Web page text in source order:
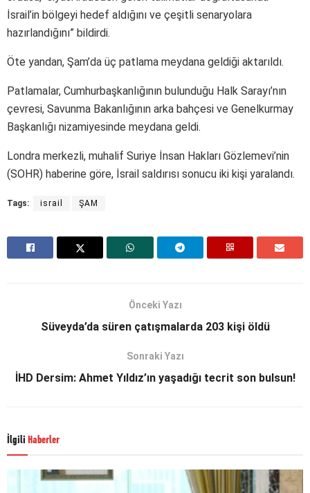
İsrail’in bölgeyi hedef aldığını ve çeşitli senaryolara
hazırlandığını” bildirdi.
Öte yandan, Şam’da üç patlama meydana geldiği aktarıldı.
Patlamalar, Cumhurbaşkanlığının bulunduğu Halk Sarayı’nın
çevresi, Savunma Bakanlığının arka bahçesi ve Genelkurmay
Başkanlığı nizamiyesinde meydana geldi.
Londra merkezli, muhalif Suriye İnsan Hakları Gözlemevi’nin
(SOHR) haberine göre, İsrail saldırısı sonucu iki kişi yaralandı.
Tags: israil ŞAM
Önceki Yazı
Süveyda’da süren çatışmalarda 203 kişi öldü
Sonraki Yazı
İHD Dersim: Ahmet Yıldız’ın yaşadığı tecrit son bulsun!
İlgili Haberler